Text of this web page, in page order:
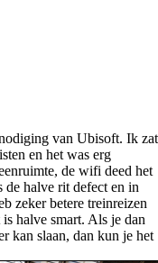
van Ubisoft. Ik zat
en het was erg
de wifi deed het
de halve rit defect en in
zeker betere treinreizen
halve smart. Als je dan
kan slaan, dan kun je het